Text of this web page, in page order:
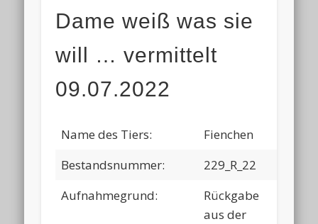
Dame weiß was sie
will … vermittelt
09.07.2022
Name des Tiers:
Fienchen
Bestandsnummer:
229_R_22
Aufnahmegrund:
Rückgabe
aus der